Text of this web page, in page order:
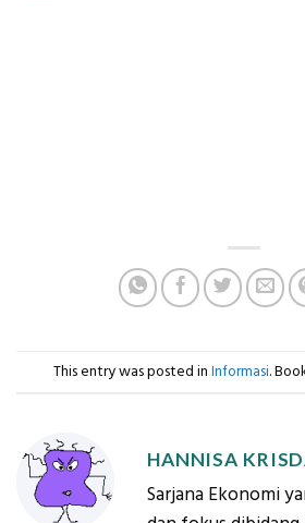
This entry was posted in Informasi.
HANNISA
Sarjana Ekonomi